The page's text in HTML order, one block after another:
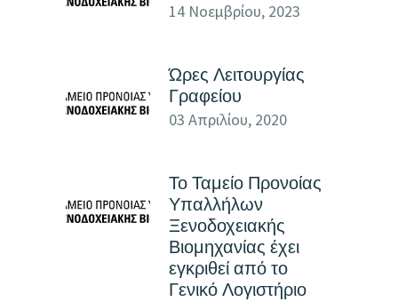
14 Νοεμβρίου, 2023
Ώρες Λειτουργίας
Γραφείου
03 Απριλίου, 2020
Το Ταμείο Προνοίας
Υπαλλήλων
Ξενοδοχειακής
Βιομηχανίας έχει
εγκριθεί από το
Γενικό Λογιστήριο